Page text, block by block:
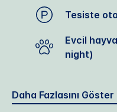
Tesiste
Evcil hayvan kabul edilir (10 USD /
night)
Daha Fazlasını Göster